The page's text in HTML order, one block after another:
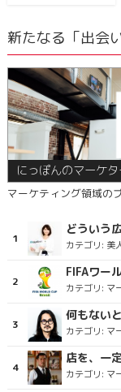
新たなる「出会い
にっぽんのマーケタ
マーケティング領域の
どういう
カテゴリ: 美
FIFAワー
カテゴリ: マ
何もない
カテゴリ: マ
店を、一
カテゴリ: マ